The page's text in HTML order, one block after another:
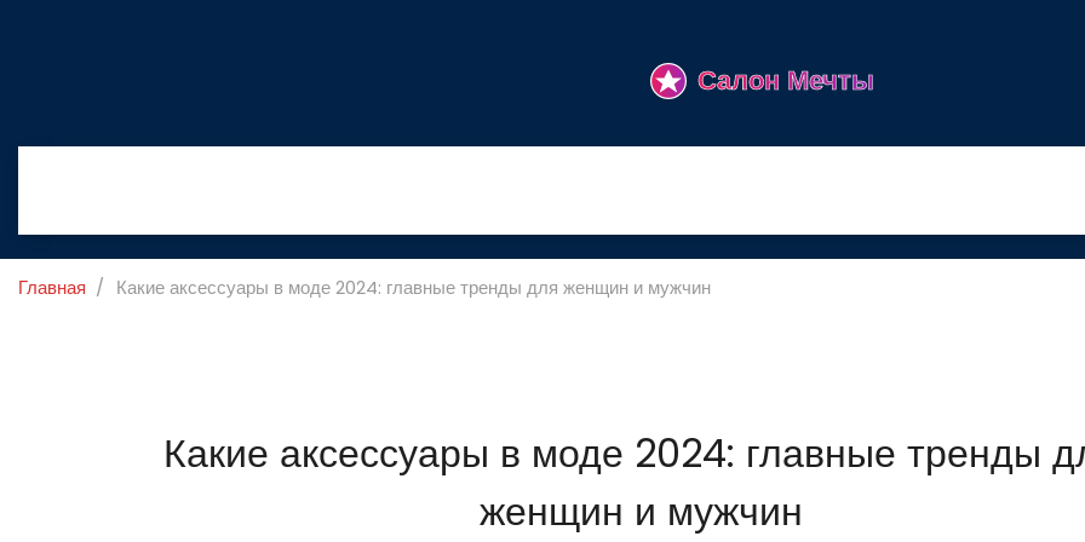
Главная Какие аксессуары в моде 2024: главные тренды для женщин и мужчин
Какие аксессуары в моде 2024: главные тренды
женщин и мужчин